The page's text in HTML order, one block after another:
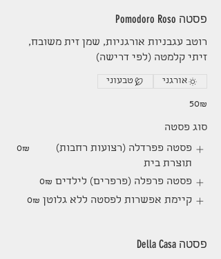
פסטה Pomodoro Roso
רוטב עגבניות אורגניות, שמן זית משובח,
זיתי קלמטה (לפי דרישה)
‏50 ‏₪
אורגני טבעוני
סוג פסטה
פסטה פפרדלה (רצועות רחבות)
תוצרת בית
‏0 ‏₪
פסטה פרפלה (פרפרים) לילדים ‏0 ‏₪
קיימת אפשרות לפסטה ללא גלוטן ‏0 ‏₪
פסטה Della Casa